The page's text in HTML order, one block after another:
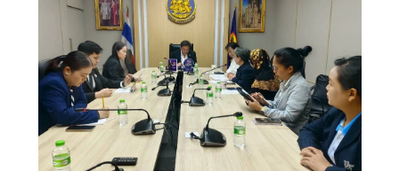
Declaration) เพื่อใช้เป็นกรอบความร่วมมือของประเทศ
สมาชิกในการยกระดับการบริหารจัดการแรงงานข้ามชาติให้มี
ประสิทธิภาพ ปลอดภัย